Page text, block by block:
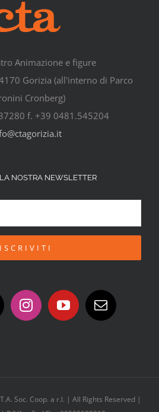
Animazione e figure
Gorizia (all'interno di Parco
Cronberg)
f. +39 0481.545204
NOSTRA NEWSLETTER
Soc. Coop. a r.l. | All Rights Reserved |